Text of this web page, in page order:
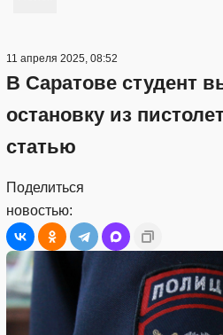
11 апреля 2025, 08:52
В Саратове студент
остановку из
статью
Поделиться
новостью: